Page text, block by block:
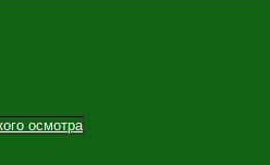
осмотра